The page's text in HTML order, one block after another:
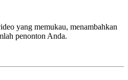
yang memukau, menambahkan
penonton Anda.